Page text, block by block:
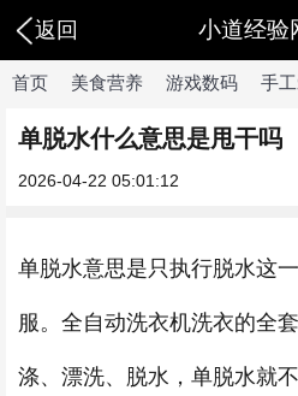
返回 小道经验
首页 美食营养 游戏数码 手
单脱水什么意思是甩干吗
2026-04-22 05:01:12
单脱水意思是只执行脱水这
服。全自动洗衣机洗衣的全
涤、漂洗、脱水，单脱水就